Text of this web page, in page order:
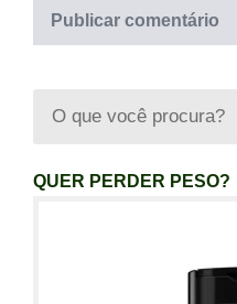
QUER PERDER PESO?